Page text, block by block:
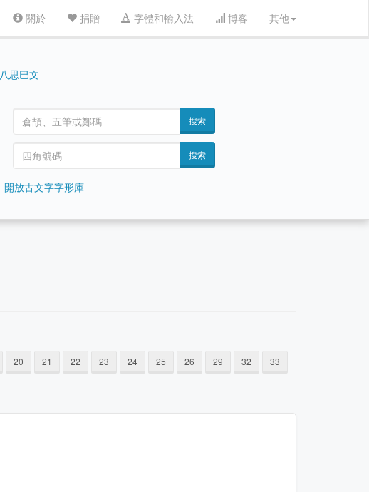
關於 捐贈 字體和輸入法 博客 其他
八思巴文
搜索
搜索
開放古文字字形庫
20 21 22 23 24 25 26 29 32 33